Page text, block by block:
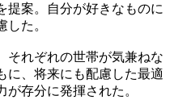
提案。自分が好きなものに
た。
それぞれの世帯が気兼ねな
に、将来にも配慮した最適
存分に発揮された。